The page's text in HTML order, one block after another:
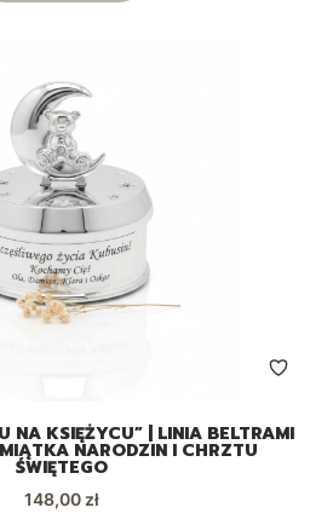
NA KSIĘŻYCU” | LINIA BELTRAMI
NARODZIN I CHRZTU
ŚWIĘTEGO
Cena
148,00 zł